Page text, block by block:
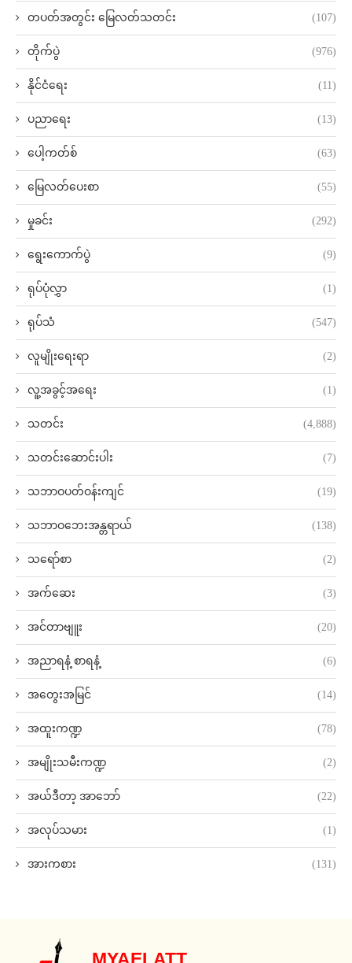
တပတ်အတွင်း မြေလတ်သတင်း (107)
တိုက်ပွဲ (976)
နိုင်ငံရေး (11)
ပညာရေး (13)
ပေါ့ကတ်စ် (63)
မြေလတ်ပေးစာ (55)
မှုခင်း (292)
ရွေးကောက်ပွဲ (9)
ရုပ်ပုံလွှာ (1)
ရုပ်သံ (547)
လူမျိုးရေးရာ (2)
လူ့အခွင့်အရေး (1)
သတင်း (4,888)
သတင်းဆောင်းပါး (7)
သဘာဝပတ်ဝန်းကျင် (19)
သဘာဝဘေးအန္တရာယ် (138)
သရော်စာ (2)
အက်ဆေး (3)
အင်တာဗျူး (20)
အညာရနံ့ စာရနံ့ (6)
အတွေးအမြင် (14)
အထူးကဏ္ဍ (78)
အမျိုးသမီးကဏ္ဍ (2)
အယ်ဒီတာ့ အာဘော် (22)
အလုပ်သမား (1)
အားကစား (131)